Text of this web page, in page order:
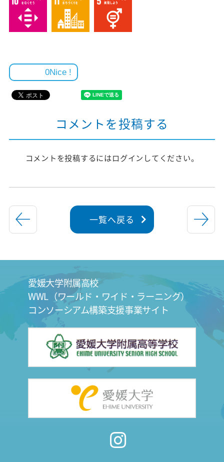
0
コメントを投稿する
コメントを投稿するにはログイン してください。
一覧へ戻る
愛媛大学附属高校
WWL（ワールド・ワイド・ラーニング）
コンソーシアム構築支援事業サイト